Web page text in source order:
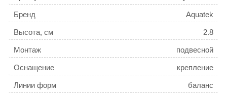
Бренд Aquatek
Высота, см 2.8
Монтаж подвесной
Оснащение крепление
Линии форм баланс